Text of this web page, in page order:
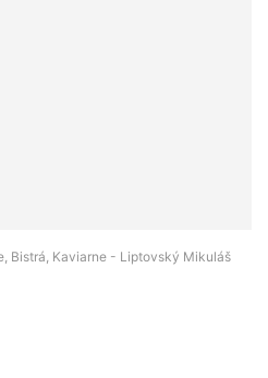
Bistrá, Kaviarne - Liptovský Mikuláš